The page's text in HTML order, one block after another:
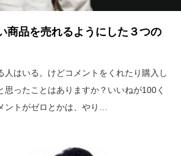
商品を売れるようにした３つの
人はいる。けどコメントをくれたり購入し
思ったことはありますか？いいねが100く
ントがゼロとかは、やり…